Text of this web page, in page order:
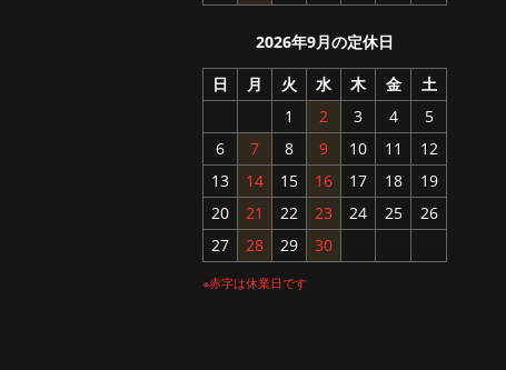
2026年9月の定休日
日
月 火 水 木 金
土
1
2 3 4
5
6
7 8 9 10 11
12
13
14 15 16 17 18
19
20
21 22 23 24 25
26
27
28 29 30
※赤字は休業日です